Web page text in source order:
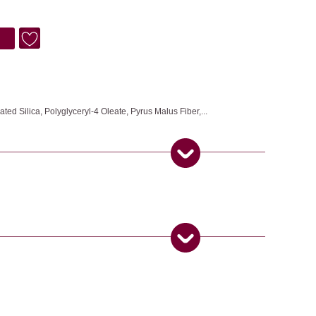
Silica, Polyglyceryl-4 Oleate, Pyrus Malus Fiber,...
deiner neuen Körper-Peeling-Routine! Die Duftnote von Monoï und
verwöhnen deine Haut. Durch das Peeling werden nicht
beseitigt. Das enthaltene Öl wirkt rückfettend und hinterlässt